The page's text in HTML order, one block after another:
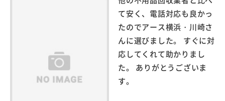
て安く、電話対応も良かっ
たのでアース横浜・川崎さ
んに選びました。 すぐに対
応してくれて助かりまし
た。 ありがとうございま
す。